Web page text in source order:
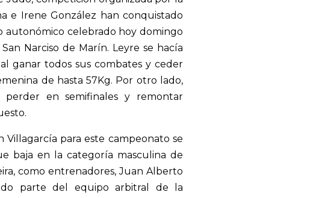
e Irene González han conquistado
autonómico celebrado hoy domingo
Narciso de Marín. Leyre se hacía
ganar todos sus combates y ceder
de hasta 57Kg. Por otro lado,
en semifinales y remontar
para este campeonato se
baja en la categoría masculina de
como entrenadores, Juan Alberto
parte del equipo arbitral de la